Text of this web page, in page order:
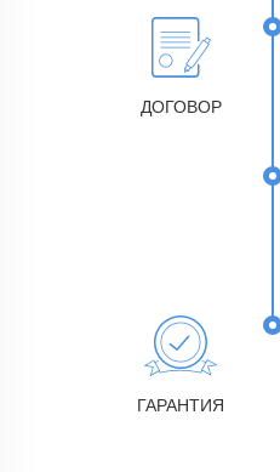
ДОГОВОР
ГАРАНТИЯ